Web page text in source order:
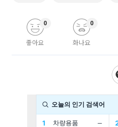
좋아요
0
화나요
0